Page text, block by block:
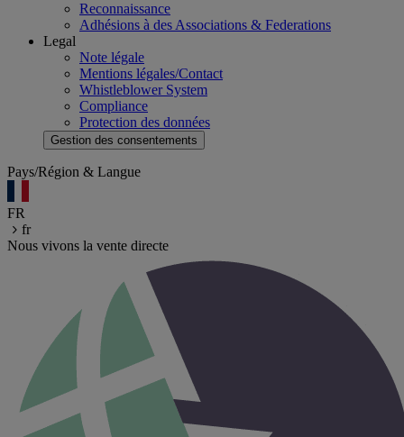
Reconnaissance
Adhésions à des Associations & Federations
Legal
Note légale
Mentions légales/Contact
Whistleblower System
Compliance
Protection des données
Gestion des consentements
Pays/Région & Langue
FR
fr
Nous vivons la vente directe